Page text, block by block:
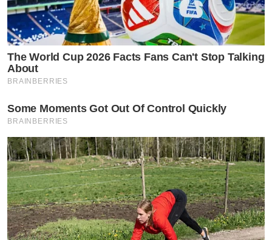
The World Cup 2026 Facts Fans Can't Stop Talking
About
BRAINBERRIES
Some Moments Got Out Of Control Quickly
BRAINBERRIES